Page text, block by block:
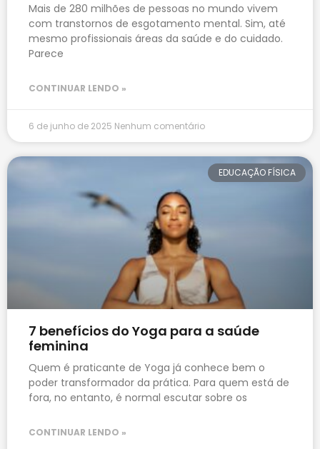
Mais de 280 milhões de pessoas no mundo vivem
com transtornos de esgotamento mental. Sim, até
mesmo profissionais áreas da saúde e do cuidado.
Parece
CONTINUAR LENDO »
6 de junho de 2025 Nenhum comentário
EDUCAÇÃO FÍSICA
7 benefícios do Yoga para a saúde
feminina
Quem é praticante de Yoga já conhece bem o
poder transformador da prática. Para quem está de
fora, no entanto, é normal escutar sobre os
CONTINUAR LENDO »